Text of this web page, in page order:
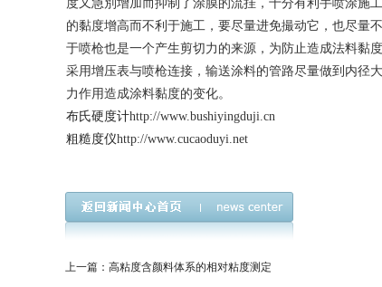
度又急別增加而抑制了涂膜的流挂，十分有利手喷涂施
的黏度增高而不利于施工，要尽量进免撮动它，也尽量
于喷枪也是一个产生剪切力的来源，为防止造成法料黏
采用增压表与喷枪连接，输送涂料的管路尽量做到内径
力作用造成涂料黏度的变化。
布氏硬度计http://www.bushiyingduji.cn
粗糙度仪http://www.cucaoduyi.net
上一篇：高粘度含颜料体系的相对粘度测定